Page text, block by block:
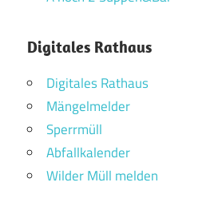
Digitales Rathaus
Digitales Rathaus
Mängelmelder
Sperrmüll
Abfallkalender
Wilder Müll melden